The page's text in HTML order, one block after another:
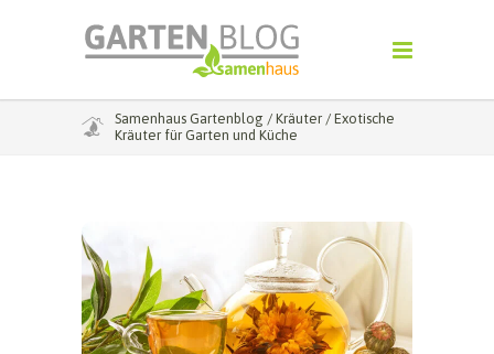
Samenhaus Gartenblog / Kräuter / Exotische
Kräuter für Garten und Küche